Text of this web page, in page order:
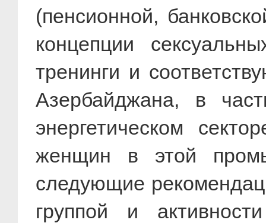
(пенсионной,
концепции
тренинги и
Азербайджана, в
энергетическом
женщин в этой
следующие
группой и